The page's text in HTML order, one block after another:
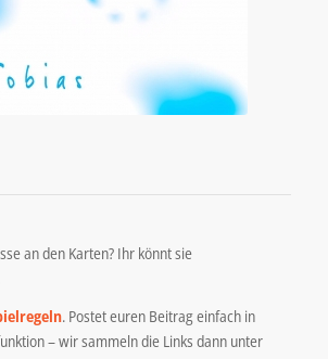
an den Karten? Ihr könnt sie
. Postet euren Beitrag einfach in
– wir sammeln die Links dann unter